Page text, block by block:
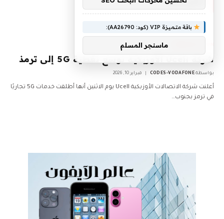
الأوزبكية
شركة Ucell الأوزبكية توسع تغطية 5G إلى ترمذ
بواسطة CODES-VODAFONE فبراير 10, 2026
أعلنت شركة الاتصالات الأوزبكية Ucell يوم الاثنين أنها أطلقت خدمات 5G تجاريًا
في ترمز بجنوب…
باقة متميزة VIP (كود: AA26790):
ماسنجر المسلم